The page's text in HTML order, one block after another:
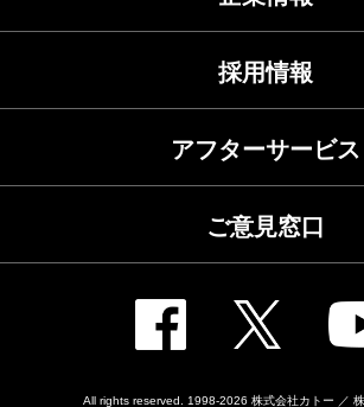
採用情報
アフターサービス
ご意見窓口
All rights reserved. 1998-2026 株式会社カトー ／